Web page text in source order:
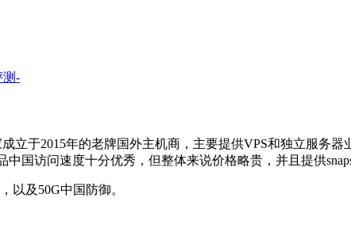
成立于2015年的老牌国外主机商，主要提供VPS和独立服务
国访问速度十分优秀，但整体来说价格略贵，并且提供
以及50G中国防御。